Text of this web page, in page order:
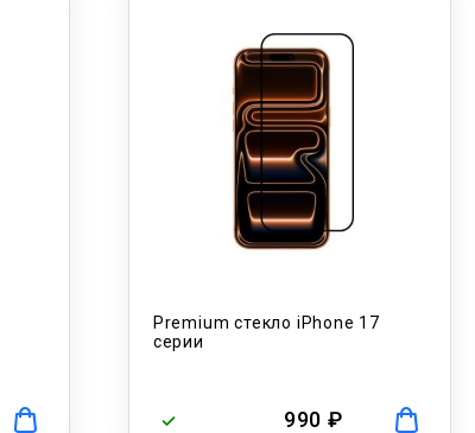
Premium стекло iPhone 17
серии
990 ₽